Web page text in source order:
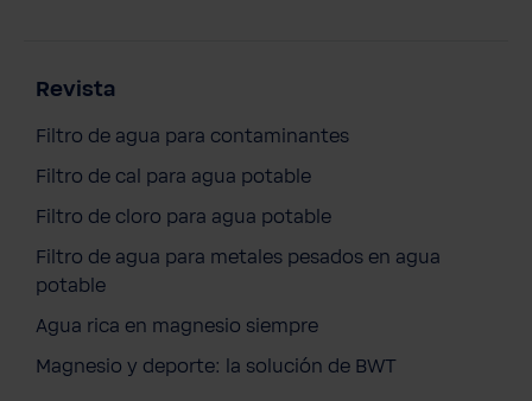
Revista
Filtro de agua para contaminantes
Filtro de cal para agua potable
Filtro de cloro para agua potable
Filtro de agua para metales pesados en agua
potable
Agua rica en magnesio siempre
Magnesio y deporte: la solución de BWT